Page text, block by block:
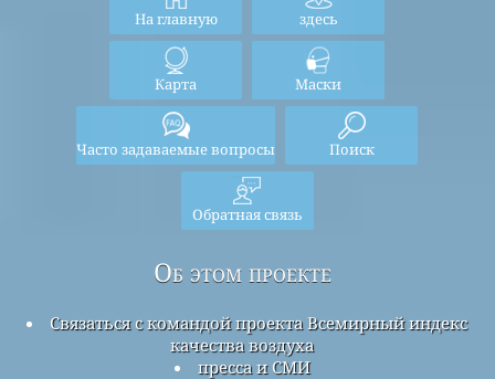
На главную здесь
Карта Маски
Часто задаваемые вопросы Поиск
Обратная связь
Об этом проекте
Связаться с командой проекта Всемирный индекс
качества воздуха
пресса и СМИ